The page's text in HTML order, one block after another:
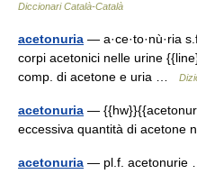
Diccionari Català-Català
acetonuria — a·ce·to·nù·ria
corpi acetonici nelle urine
comp. di acetone e uria …
acetonuria —
eccessiva quantità di acetone
acetonuria — pl.f.